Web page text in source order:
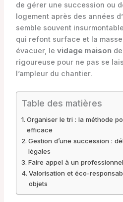
de gérer une succession ou
logement après des années
semble souvent
qui refont surface et la
évacuer, le vidage maison
rigoureuse pour ne pas se
l’ampleur du chantier.
Table des matières
Organiser le tri : la méthode
efficace
Gestion d’une succession :
légales
Faire appel à un
Valorisation et éco-
objets